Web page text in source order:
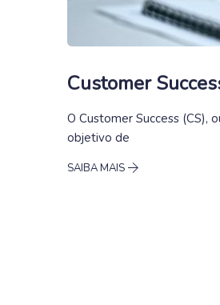
Customer
O Customer Success (CS),
objetivo de
SAIBA MAIS